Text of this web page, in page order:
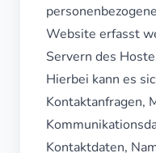
Website erfasst
Servern des
Hierbei kann es
Kontaktanfragen,
Kontaktdaten,